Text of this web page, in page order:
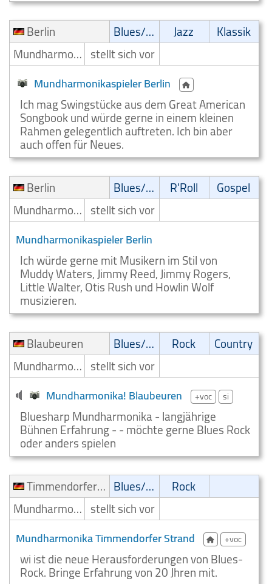
Berlin
Blues/Swing Jazz
Klassik
Mundharmonikaspieler stellt sich vor
Mundharmonikaspieler Berlin
Ich mag Swingstücke aus dem Great American
Songbook und würde gerne in einem kleinen
Rahmen gelegentlich auftreten. Ich bin aber
auch offen für Neues.
Berlin
Blues/Swing R'Roll
Gospel
Mundharmonikaspieler stellt sich vor
Mundharmonikaspieler Berlin
Ich würde gerne mit Musikern im Stil von
Muddy Waters, Jimmy Reed, Jimmy Rogers,
Little Walter, Otis Rush und Howlin Wolf
musizieren.
Blaubeuren
Blues/Swing Rock
Country
Mundharmonikaspieler stellt sich vor
Mundharmonika! Blaubeuren +voc si
Bluesharp Mundharmonika - langjährige
Bühnen Erfahrung - - möchte gerne Blues Rock
oder anders spielen
Timmendorfer Strand
Blues/Swing
Rock
Mundharmonikaspieler stellt sich vor
Mundharmonika Timmendorfer Strand +voc
wi ist die neue Herausforderungen von Blues-
Rock. Bringe Erfahrung von 20 Jhren mit.